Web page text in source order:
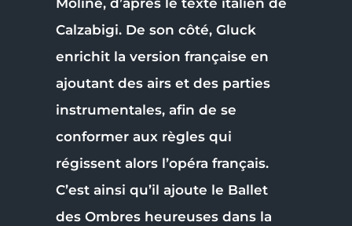
Moline, d’après le texte italien de
Calzabigi. De son côté, Gluck
enrichit la version française en
ajoutant des airs et des parties
instrumentales, afin de se
conformer aux règles qui
régissent alors l’opéra français.
C’est ainsi qu’il ajoute le Ballet
des Ombres heureuses dans la